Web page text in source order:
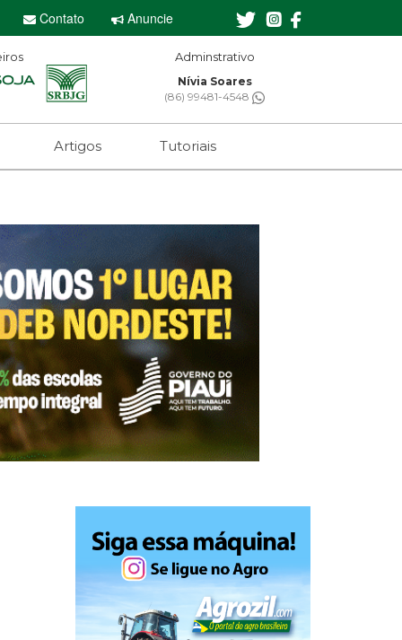
Contato Anuncie
Editor-chefe
Sebastian Eugênio
(61) 99650-2473
Artigos Tutoriais